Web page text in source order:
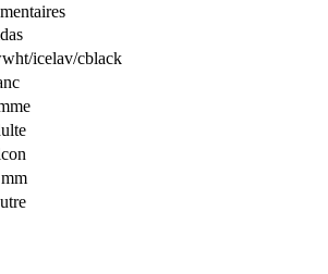
icelav/cblack